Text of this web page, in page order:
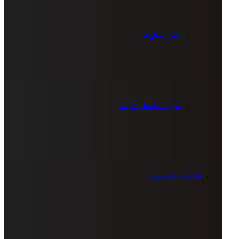
اخبار استان‌ها
اخبار سبک‌های کاراته
یادداشت اختصاصی